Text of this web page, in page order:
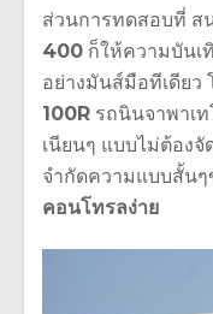
ส่วนการทดสอบที่ ส
400 ก็ให้ความบันเ
อย่างมันส์มือทีเดียว
100R รถนินจาพาเ
เนียนๆ แบบไม่ต้อง
จำกัดความแบบสั้นๆ
คอนโทรลง่าย